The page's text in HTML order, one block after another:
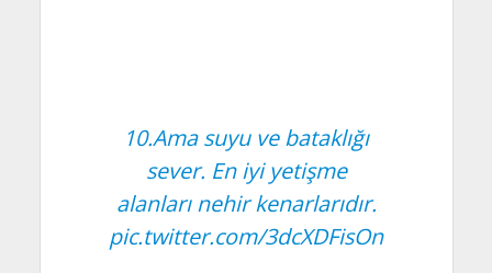
10.Ama suyu ve bataklığı
sever. En iyi yetişme
alanları nehir kenarlarıdır.
pic.twitter.com/3dcXDFisOn